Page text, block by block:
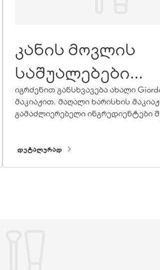
კანის მოვლის
საშუალებები
მაკიაჟის ახალ
იგრძენით განსხვავება ახალი
მაკიაჟით. მაღალი ხარისხის
გამაძლიერებელი ინგრედიენტები
მოლოდინს.
ᲓᲔᲢᲐᲚᲣᲠᲐᲓ